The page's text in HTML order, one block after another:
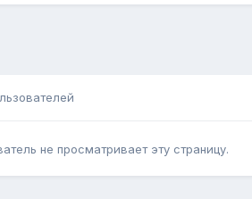
не просматривает эту страницу.